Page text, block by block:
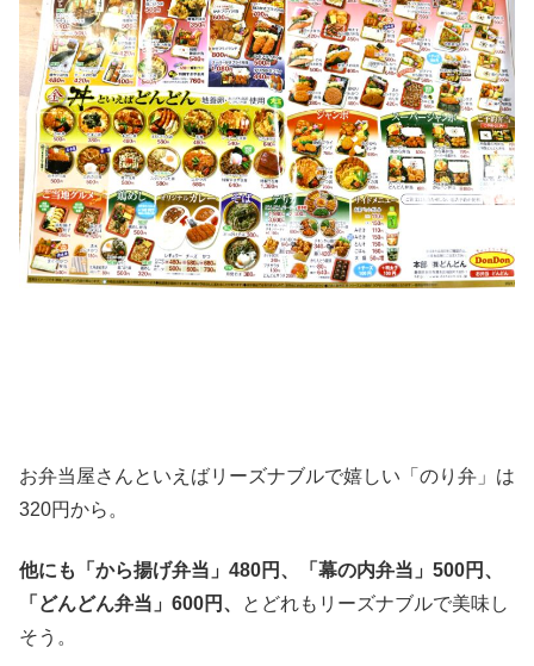
お弁当屋さんといえばリーズナブルで嬉しい「のり弁」は
320円から。
他にも「から揚げ弁当」480円、「幕の内弁当」500円、
「どんどん弁当」600円、
とどれもリーズナブルで美味し
そう。